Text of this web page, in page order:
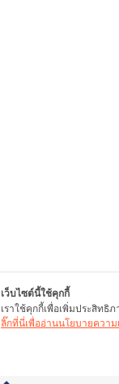
เว็บไซต์นี้ใช้คุกกี้
เราใช้คุกกี้เพื่อเพิ่มประสิท
ลิ๊กที่นี่เพื่ออ่านนโยบายควา